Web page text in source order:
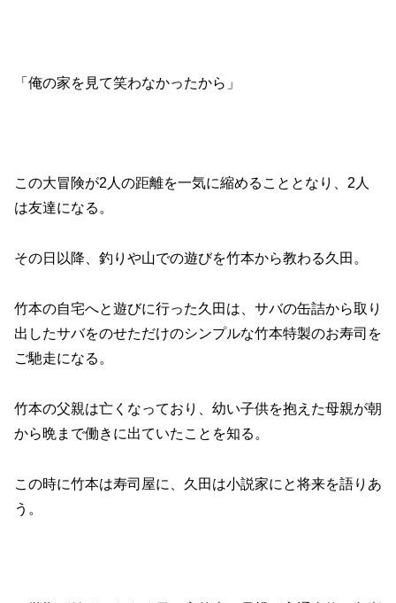
「俺の家を見て笑わなかったから」
この大冒険が2人の距離を一気に縮めることとなり、2人
は友達になる。
その日以降、釣りや山での遊びを竹本から教わる久田。
竹本の自宅へと遊びに行った久田は、サバの缶詰から取り
出したサバをのせただけのシンプルな竹本特製のお寿司を
ご馳走になる。
竹本の父親は亡くなっており、幼い子供を抱えた母親が朝
から晩まで働きに出ていたことを知る。
この時に竹本は寿司屋に、久田は小説家にと将来を語りあ
う。